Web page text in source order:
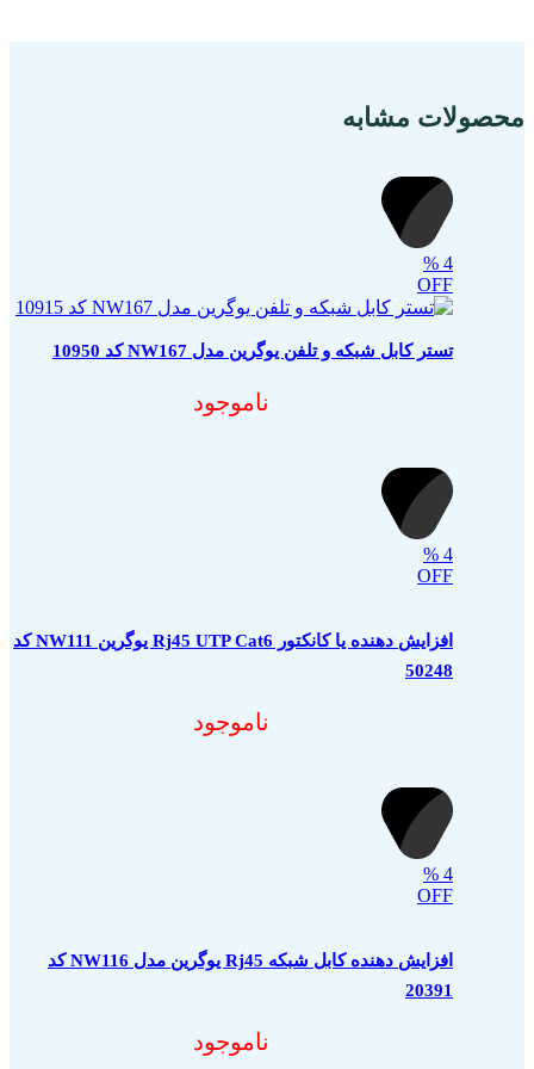
محصولات مشابه
4
%
OFF
تستر کابل شبکه و تلفن یوگرین مدل NW167 کد 10950
ناموجود
4
%
OFF
افزایش دهنده یا کانکتور Rj45 UTP Cat6 یوگرین NW111 کد
50248
ناموجود
4
%
OFF
افزایش دهنده کابل شبکه Rj45 یوگرین مدل NW116 کد
20391
ناموجود